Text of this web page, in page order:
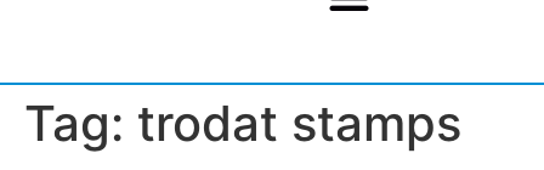
Tag: trodat stamps